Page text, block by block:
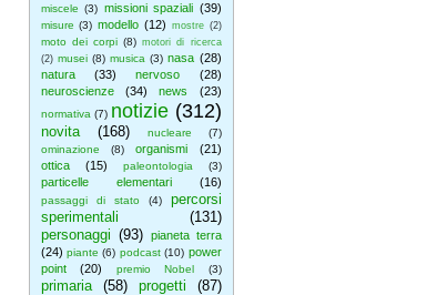
miscele (3) missioni spaziali (39)
misure (3) modello (12) mostre (2)
moto dei corpi (8) motori di ricerca
(2) musei (8) musica (3) nasa (28)
natura
(33) nervoso
(28)
neuroscienze
(34) news (23)
normativa (7) notizie (312)
novita (168) nucleare
(7)
ominazione
(8) organismi
(21)
ottica
(15) paleontologia (3)
particelle elementari (16)
passaggi di stato (4)
percorsi
sperimentali
(131)
personaggi (93)
pianeta terra
(24) piante (6) podcast (10) power
point
(20) premio Nobel (3)
primaria (58) progetti (87)